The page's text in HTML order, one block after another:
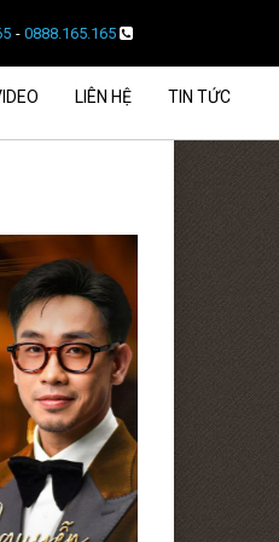
- 0888.165.165
LIÊN HỆ TIN TỨC